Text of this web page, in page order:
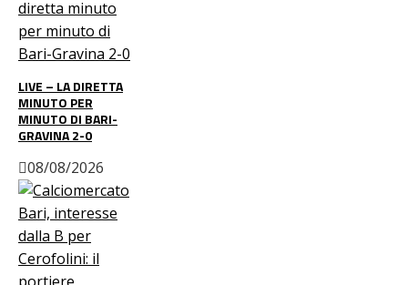
LIVE – LA DIRETTA
MINUTO PER
MINUTO DI BARI-
GRAVINA 2-0
08/08/2026